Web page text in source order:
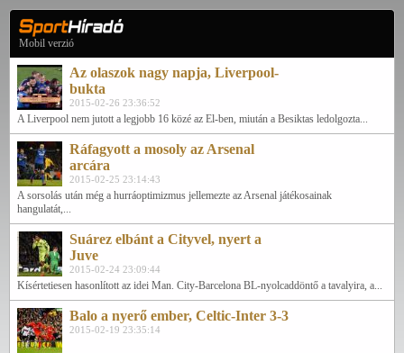
Mobil verzió
Az olaszok nagy napja, Liverpool-
bukta
2015-02-26 23:36:52
A Liverpool nem jutott a legjobb 16 közé az El-ben, miután a Besiktas ledolgozta...
Ráfagyott a mosoly az Arsenal
arcára
2015-02-25 23:14:43
A sorsolás után még a hurráoptimizmus jellemezte az Arsenal játékosainak
hangulatát,...
Suárez elbánt a Cityvel, nyert a
Juve
2015-02-24 23:09:44
Kísértetiesen hasonlított az idei Man. City-Barcelona BL-nyolcaddöntő a tavalyira, a...
Balo a nyerő ember, Celtic-Inter 3-3
2015-02-19 23:35:14